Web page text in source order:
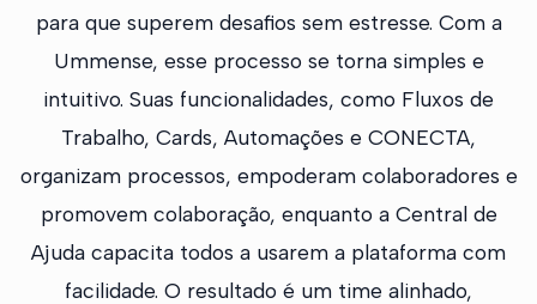
para que superem desafios sem estresse. Com a
Ummense, esse processo se torna simples e
intuitivo. Suas funcionalidades, como Fluxos de
Trabalho, Cards, Automações e CONECTA,
organizam processos, empoderam colaboradores e
promovem colaboração, enquanto a Central de
Ajuda capacita todos a usarem a plataforma com
facilidade. O resultado é um time alinhado,